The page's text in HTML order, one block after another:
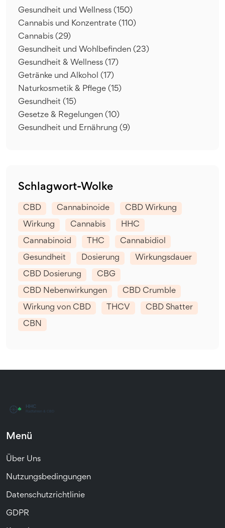
Gesundheit und Wellness (150)
Cannabis und Konzentrate (110)
Cannabis (29)
Gesundheit und Wohlbefinden (23)
Gesundheit & Wellness (17)
Getränke und Alkohol (17)
Naturkosmetik & Pflege (15)
Gesundheit (15)
Gesetze & Regelungen (10)
Gesundheit und Ernährung (9)
Schlagwort-Wolke
CBD Cannabinoide CBD Wirkung
Wirkung Cannabis HHC
Cannabinoid THC Cannabidiol
Gesundheit Dosierung Wirkungsdauer
CBD Dosierung CBG
CBD Nebenwirkungen CBD Crumble
Wirkung von CBD THCV CBD Shatter
CBN
Menü
Über Uns
Nutzungsbedingungen
Datenschutzrichtlinie
GDPR